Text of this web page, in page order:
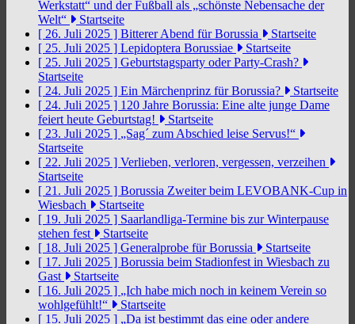
Werkstatt“ und der Fußball als „schönste Nebensache der
Welt“
Startseite
[ 26. Juli 2025 ] Bitterer Abend für Borussia
Startseite
[ 25. Juli 2025 ] Lepidoptera Borussiae
Startseite
[ 25. Juli 2025 ] Geburtstagsparty oder Party-Crash?
Startseite
[ 24. Juli 2025 ] Ein Märchenprinz für Borussia?
Startseite
[ 24. Juli 2025 ] 120 Jahre Borussia: Eine alte junge Dame
feiert heute Geburtstag!
Startseite
[ 23. Juli 2025 ] „Sag´ zum Abschied leise Servus!“
Startseite
[ 22. Juli 2025 ] Verlieben, verloren, vergessen, verzeihen
Startseite
[ 21. Juli 2025 ] Borussia Zweiter beim LEVOBANK-Cup in
Wiesbach
Startseite
[ 19. Juli 2025 ] Saarlandliga-Termine bis zur Winterpause
stehen fest
Startseite
[ 18. Juli 2025 ] Generalprobe für Borussia
Startseite
[ 17. Juli 2025 ] Borussia beim Stadionfest in Wiesbach zu
Gast
Startseite
[ 16. Juli 2025 ] „Ich habe mich noch in keinem Verein so
wohlgefühlt!“
Startseite
[ 15. Juli 2025 ] „Da ist bestimmt das eine oder andere